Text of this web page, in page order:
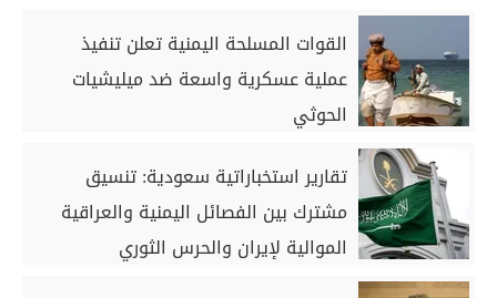
القوات المسلحة اليمنية تعلن تنفيذ
عملية عسكرية واسعة ضد ميليشيات
الحوثي
تقارير استخباراتية سعودية: تنسيق
مشترك بين الفصائل اليمنية والعراقية
الموالية لإيران والحرس الثوري